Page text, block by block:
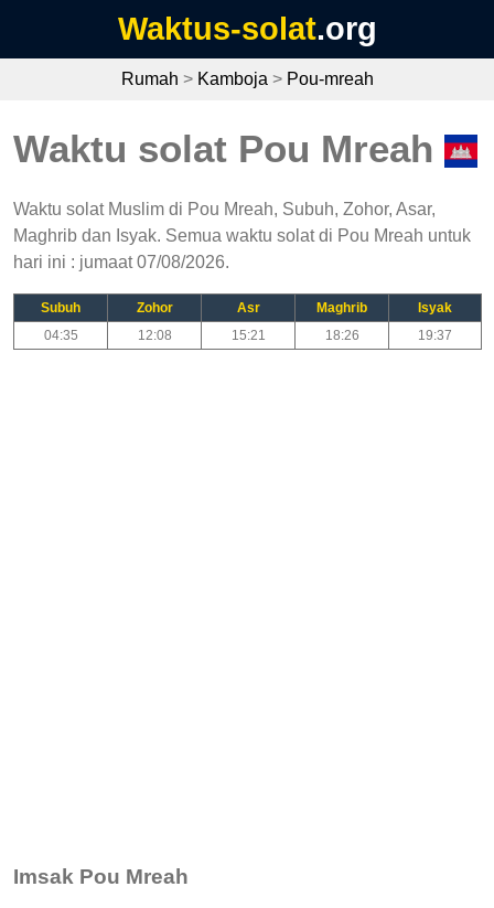
Waktus-solat.org
Rumah > Kamboja > Pou-mreah
Waktu solat Pou Mreah
Waktu solat Muslim di Pou Mreah, Subuh, Zohor, Asar,
Maghrib dan Isyak. Semua waktu solat di Pou Mreah untuk
hari ini : jumaat 07/08/2026.
Subuh Zohor Asr Maghrib
Isyak
04:35
12:08 15:21 18:26 19:37
Imsak Pou Mreah